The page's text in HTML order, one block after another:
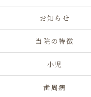
お知らせ
当院の特徴
小児
歯周病